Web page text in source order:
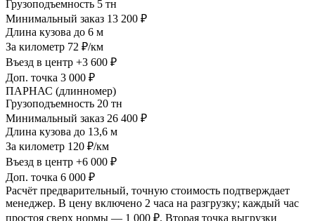
Грузоподъемность 5 тн
Минимальный заказ 13 200 ₽
Длина кузова до 6 м
За километр 72 ₽/км
Въезд в центр +3 600 ₽
Доп. точка 3 000 ₽
ПАРНАС (длинномер)
Грузоподъемность 20 тн
Минимальный заказ 26 400 ₽
Длина кузова до 13,6 м
За километр 120 ₽/км
Въезд в центр +6 000 ₽
Доп. точка 6 000 ₽
Расчёт предварительный, точную стоимость подтверждает
менеджер. В цену включено 2 часа на разгрузку; каждый час
простоя сверх нормы — 1 000 ₽. Вторая точка выгрузки